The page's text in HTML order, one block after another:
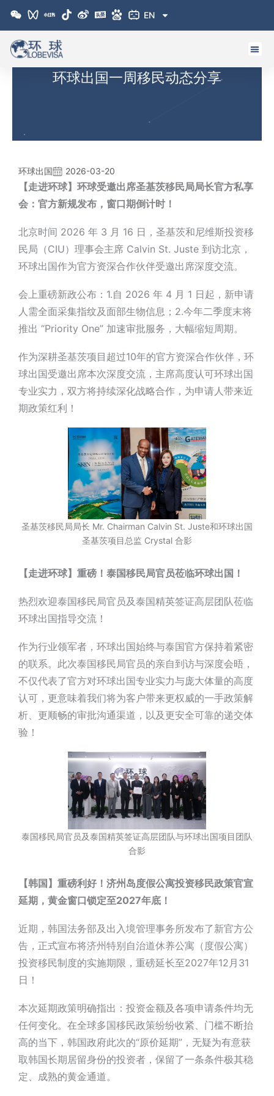
EN
环球出国一周移民动态分享
环球出国 2026-03-20
【走进环球】环球受邀出席圣基茨移民局局长官方私享
会：官方新规发布，窗口期倒计时！
北京时间 2026 年 3 月 16 日，圣基茨和尼维斯投资移
民局（CIU）理事会主席 Calvin St. Juste 到访北京，
环球出国作为官方资深合作伙伴受邀出席深度交流。
会上重磅新政公布：1.自 2026 年 4 月 1 日起，新申请
人需全面采集指纹及面部生物信息；2.今年二季度末将
推出 “Priority One” 加速审批服务，大幅缩短周期。
作为深耕圣基茨项目超过10年的官方资深合作伙伴，环
球出国受邀出席本次深度交流，主席高度认可环球出国
专业实力，双方将持续深化战略合作，为申请人带来近
期政策红利！
圣基茨移民局局长 Mr. Chairman Calvin St. Juste和环球出国
圣基茨项目总监 Crystal 合影
【走进环球】重磅！泰国移民局官员莅临环球出国！
热烈欢迎泰国移民局官员及泰国精英签证高层团队莅临
环球出国指导交流！
作为行业领军者，环球出国始终与泰国官方保持着紧密
的联系。此次泰国移民局官员的亲自到访与深度会晤，
不仅代表了官方对环球出国专业实力与庞大体量的高度
认可，更意味着我们将为客户带来更权威的一手政策解
析、更顺畅的审批沟通渠道，以及更安全可靠的递交体
验！
泰国移民局官员及泰国精英签证高层团队与环球出国项目团队
合影
【韩国】重磅利好！济州岛度假公寓投资移民政策官宣
延期，黄金窗口锁定至2027年底！
近期，韩国法务部及出入境管理事务所发布了新官方公
告，正式宣布将济州特别自治道休养公寓（度假公寓）
投资移民制度的实施期限，重磅延长至2027年12月31
日！
本次延期政策明确指出：投资金额及各项申请条件均无
任何变化。在全球多国移民政策纷纷收紧、门槛不断抬
高的当下，韩国政府此次的“原价延期”，无疑为有意获
取韩国长期居留身份的投资者，保留了一条条件极其稳
定、成熟的黄金通道。